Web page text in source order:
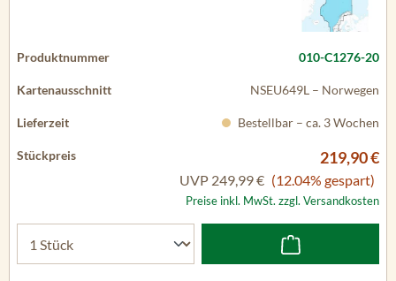
010-C1276-20
NSEU649L – Norwegen
Bestellbar – ca. 3 Wochen
219,90 €
UVP 249,99 € (12.04% gespart)
Preise inkl. MwSt. zzgl. Versandkosten